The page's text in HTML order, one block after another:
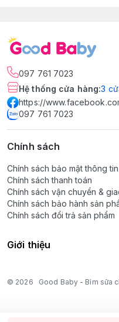
097 761 7023
Hệ thống cửa hàng:3
https://
097 761 7023
Chính sách
Chính sách bảo mật thông
Chính sách thanh toán
Chính sách vận chuyển &
Chính sách bảo hành sản
Chính sách đổi trả sản phẩm
Giới thiệu
© 2026 Good Baby - Bỉm sữa